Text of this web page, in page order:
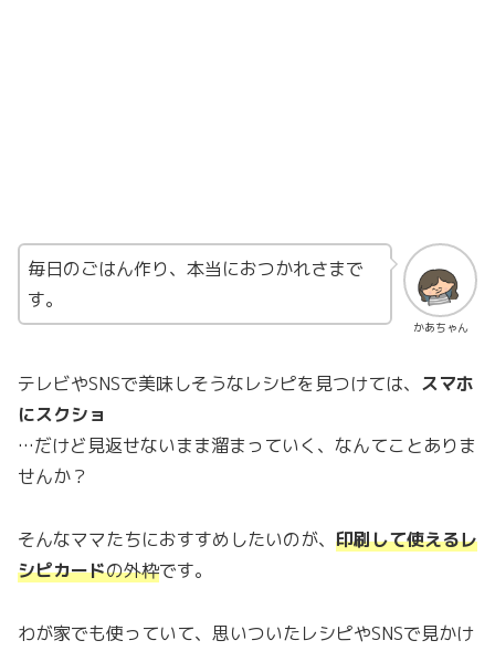
かあちゃん
毎日のごはん作り、本当におつかれさまで
す。
テレビやSNSで美味しそうなレシピを見つけては、 スマホ
にスクショ
…だけど見返せないまま溜まっていく、なんてことありま
せんか？
そんなママたちにおすすめしたいのが、 印刷して使えるレ
シピカードの外枠です。
わが家でも使っていて、思いついたレシピやSNSで見かけ